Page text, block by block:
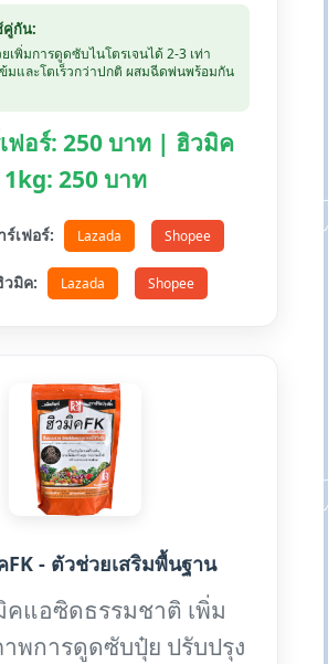
คู่กัน:
พิ่มการดูดซับไนโตรเจนได้ 2-3 เท่า
มและโตเร็วกว่าปกติ ผสมฉีดพ่นพร้อมกัน
ฟอร์: 250 บาท | ฮิวมิค
1kg: 250 บาท
ร์เฟอร์: Lazada Shopee
วมิค: Lazada Shopee
FK - ตัวช่วยเสริมพื้นฐาน
คแอซิดธรรมชาติ เพิ่ม
พการดูดซับปุ๋ย ปรับปรุง